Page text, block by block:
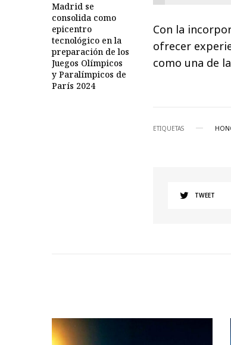
Madrid se
consolida como
epicentro
tecnológico en la
preparación de los
Juegos Olímpicos
y Paralímpicos de
París 2024
Con la
ofrecer
como una de
ETIQUETAS
TWEET